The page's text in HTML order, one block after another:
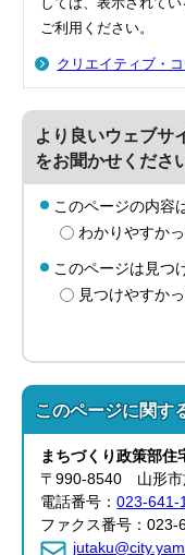
ご利用ください。
クリエイティブ・
より良いウェブサ
をお聞かせくださ
このページの内容
わかりやすか
このページは見つ
見つけやすか
このページに関す
まちづくり政策部住
〒990-8540 山形市
電話番号：023-641-
ファクス番号：023-